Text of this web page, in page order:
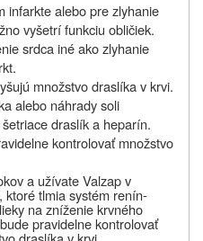
infarkte alebo pre zlyhanie
vyšetrí funkciu obličiek.
srdca iné ako zlyhanie
množstvo draslíka v krvi.
alebo náhrady soli
draslík a heparín.
kontrolovať množstvo
a užívate Valzap v
ktoré tlmia systém renín-
na zníženie krvného
pravidelne kontrolovať